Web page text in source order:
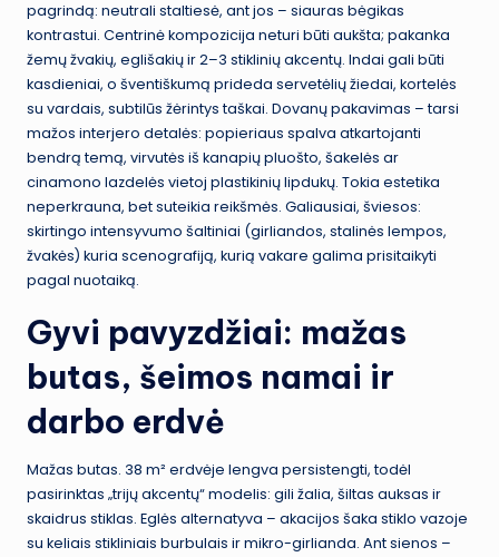
pagrindą: neutrali staltiesė, ant jos – siauras bėgikas
kontrastui. Centrinė kompozicija neturi būti aukšta; pakanka
žemų žvakių, eglišakių ir 2–3 stiklinių akcentų. Indai gali būti
kasdieniai, o šventiškumą prideda servetėlių žiedai, kortelės
su vardais, subtilūs žėrintys taškai. Dovanų pakavimas – tarsi
mažos interjero detalės: popieriaus spalva atkartojanti
bendrą temą, virvutės iš kanapių pluošto, šakelės ar
cinamono lazdelės vietoj plastikinių lipdukų. Tokia estetika
neperkrauna, bet suteikia reikšmės. Galiausiai, šviesos:
skirtingo intensyvumo šaltiniai (girliandos, stalinės lempos,
žvakės) kuria scenografiją, kurią vakare galima prisitaikyti
pagal nuotaiką.
Gyvi pavyzdžiai: mažas
butas, šeimos namai ir
darbo erdvė
Mažas butas. 38 m² erdvėje lengva persistengti, todėl
pasirinktas „trijų akcentų“ modelis: gili žalia, šiltas auksas ir
skaidrus stiklas. Eglės alternatyva – akacijos šaka stiklo vazoje
su keliais stikliniais burbulais ir mikro-girlianda. Ant sienos –